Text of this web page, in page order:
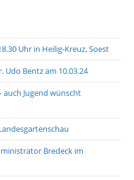
Uhr in Heilig-Kreuz, Soest
Udo Bentz am 10.03.24
Jugend wünscht
Bredeck im